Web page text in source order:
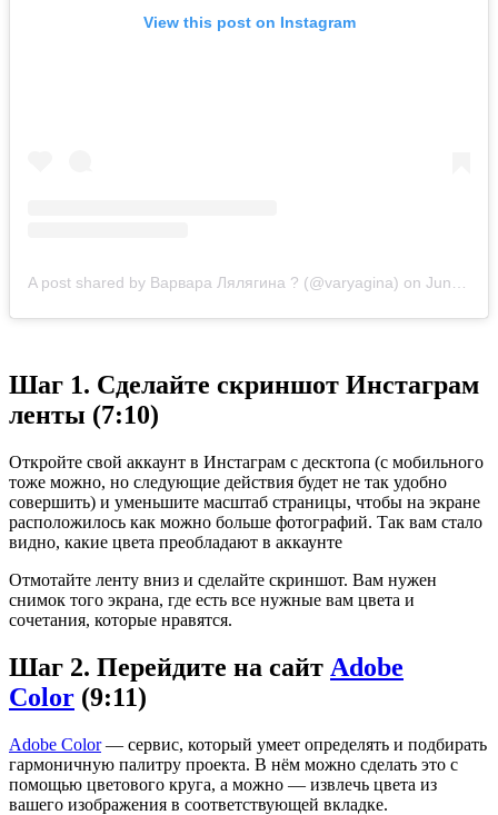
View this post on Instagram
A post shared by Варвара Лялягина ? (@varyagina) on Jun 7, 2020 at 9:53am PDT
Шаг 1. Сделайте скриншот Инстаграм
ленты (7:10)
Откройте свой аккаунт в Инстаграм с десктопа (с мобильного
тоже можно, но следующие действия будет не так удобно
совершить) и уменьшите масштаб страницы, чтобы на экране
расположилось как можно больше фотографий. Так вам стало
видно, какие цвета преобладают в аккаунте
Отмотайте ленту вниз и сделайте скриншот. Вам нужен
снимок того экрана, где есть все нужные вам цвета и
сочетания, которые нравятся.
Шаг 2. Перейдите на сайт Adobe
Color (9:11)
Adobe Color— сервис, который умеет определять и подбирать
гармоничную палитру проекта. В нём можно сделать это с
помощью цветового круга, а можно — извлечь цвета из
вашего изображения в соответствующей вкладке.